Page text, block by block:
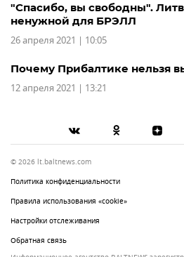
"Спасибо, вы свободны".
ненужной для БРЭЛЛ
26 апреля 2021 | 10:05
Почему Прибалтике нельзя
12 апреля 2021 | 13:21
© 2026 lt.baltnews.com
Политика конфиденциальности
Правила использования «cookie»
Настройки отслеживания
Обратная связь